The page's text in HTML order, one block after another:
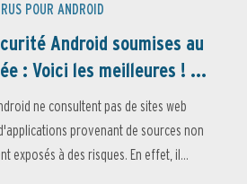
POUR ANDROID
Android soumises au
: Voici les meilleures ! ...
ne consultent pas de sites web
provenant de sources non
exposés à des risques. En effet, il...